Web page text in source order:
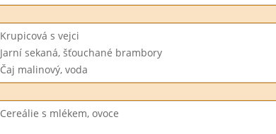
Krupicová s vejci
Jarní sekaná, šťouchané brambory
Čaj malinový, voda
Cereálie s mlékem, ovoce